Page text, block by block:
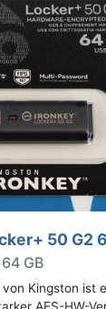
50 G2
GB
Kingston ist
AES-HW-